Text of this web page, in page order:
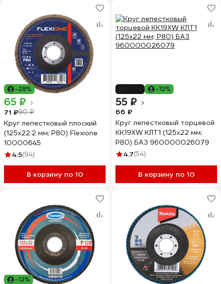
-28%
65 ₽
71 ₽90 ₽
Круг лепестковый плоский
(125х22.2 мм; Р80) Flexione
10000645
4.5(94)
В корзину по 10
-12%
55 ₽
66 ₽
Круг лепестковый торцевой
KK19XW КЛТ1 (125х22 мм;
P80) БАЗ 960000026079
4.7(54)
В корзину по 10
-12%